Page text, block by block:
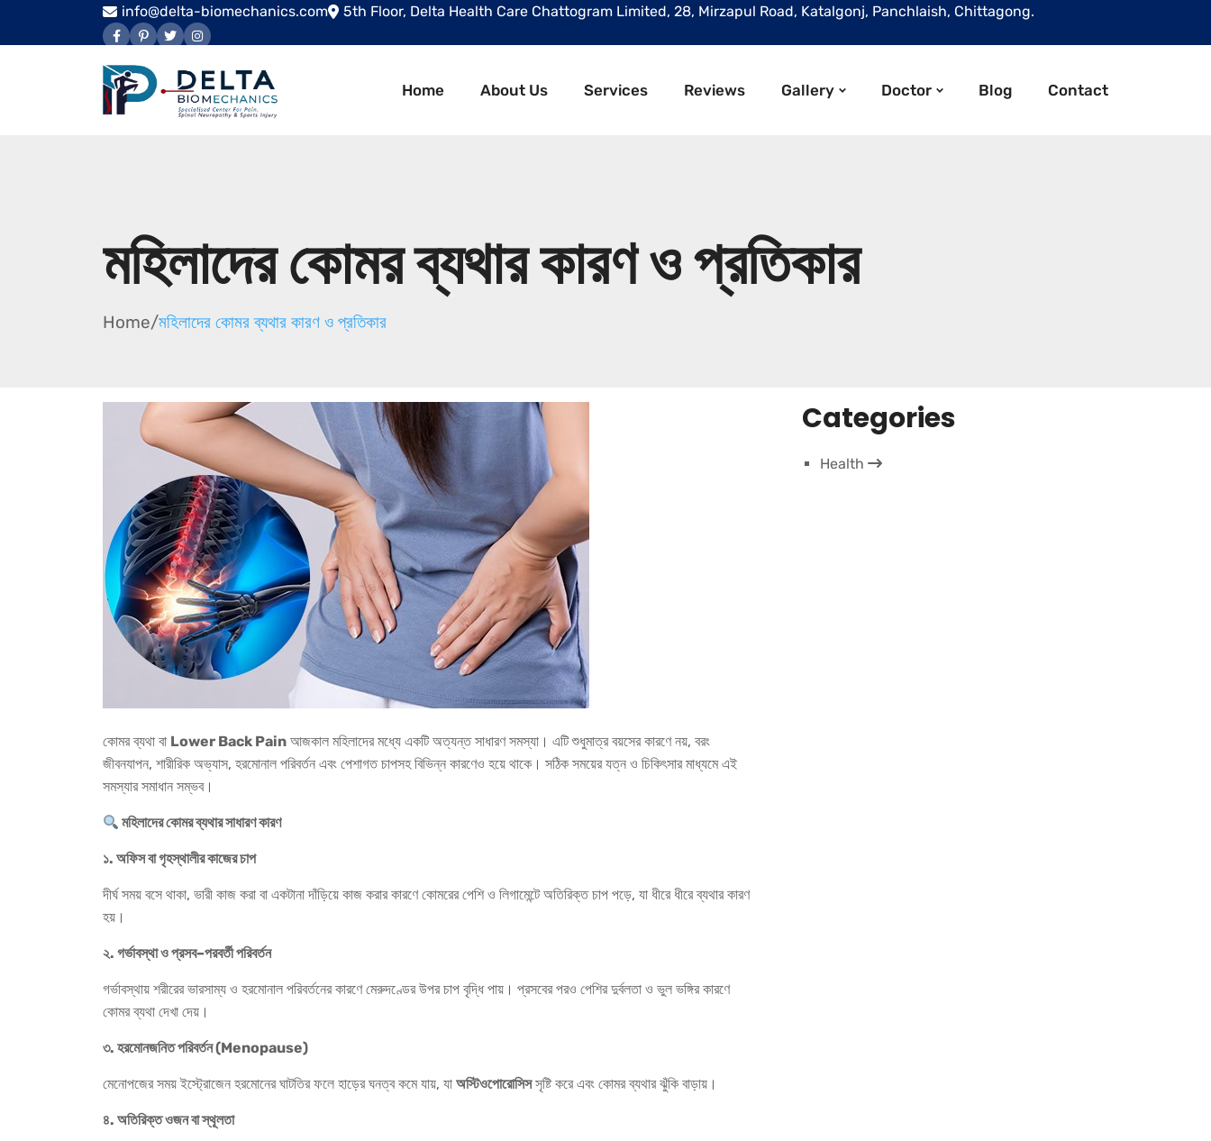
info@delta-biomechanics.com 5th Floor, Delta Health Care Chattogram Limited, 28, Mirzapul Road, Katalgonj, Panchlaish, Chittagong.
Home About Us Services Reviews Gallery Doctor Blog Contact
মহিলাদের কোমর ব্যথার কারণ ও প্রতিকার
Home/মহিলাদের কোমর ব্যথার কারণ ও প্রতিকার
কোমর ব্যথা বা Lower Back Pain আজকাল মহিলাদের মধ্যে একটি অত্যন্ত সাধারণ সমস্যা। এটি শুধুমাত্র বয়সের কারণে নয়, বরং
জীবনযাপন, শারীরিক অভ্যাস, হরমোনাল পরিবর্তন এবং পেশাগত চাপসহ বিভিন্ন কারণেও হয়ে থাকে। সঠিক সময়ের যত্ন ও চিকিৎসার মাধ্যমে এই
সমস্যার সমাধান সম্ভব।
মহিলাদেরকোমরব্যথারসাধারণকারণ
১. অফিসবাগৃহস্থালীরকাজেরচাপ
দীর্ঘ সময় বসে থাকা, ভারী কাজ করা বা একটানা দাঁড়িয়ে কাজ করার কারণে কোমরের পেশি ও লিগামেন্টে অতিরিক্ত চাপ পড়ে, যা ধীরে ধীরে ব্যথার কারণ
হয়।
২. গর্ভাবস্থাওপ্রসব–পরবর্তীপরিবর্তন
গর্ভাবস্থায় শরীরের ভারসাম্য ও হরমোনাল পরিবর্তনের কারণে মেরুদণ্ডের উপর চাপ বৃদ্ধি পায়। প্রসবের পরও পেশির দুর্বলতা ও ভুল ভঙ্গির কারণে
কোমর ব্যথা দেখা দেয়।
৩. হরমোনজনিতপরিবর্তন(Menopause)
মেনোপজের সময় ইস্ট্রোজেন হরমোনের ঘাটতির ফলে হাড়ের ঘনত্ব কমে যায়, যা অস্টিওপোরোসিসসৃষ্টি করে এবং কোমর ব্যথার ঝুঁকি বাড়ায়।
৪. অতিরিক্তওজনবাস্থূলতা
Categories
Health